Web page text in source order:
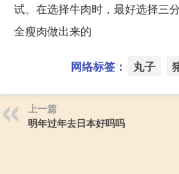
试。在选择牛肉时，最好选择三
全瘦肉做出来的
网络标签： 丸子
上一篇
明年过年去日本好吗吗